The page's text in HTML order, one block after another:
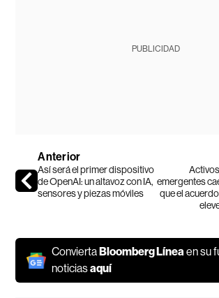
PUBLICIDAD
Anterior
Así será el primer dispositivo
de OpenAI: un altavoz con IA,
sensores y piezas móviles
emergentes
que el
Convierta Bloomberg Líneaen su
noticiasaquí